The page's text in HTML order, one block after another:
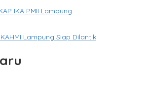
IKA PMII Lampung
Lampung Siap Dilantik